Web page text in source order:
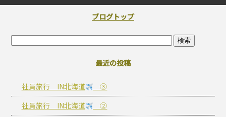
ブログトップ
最近の投稿
社員旅行 IN北海道
③
社員旅行 IN北海道
②